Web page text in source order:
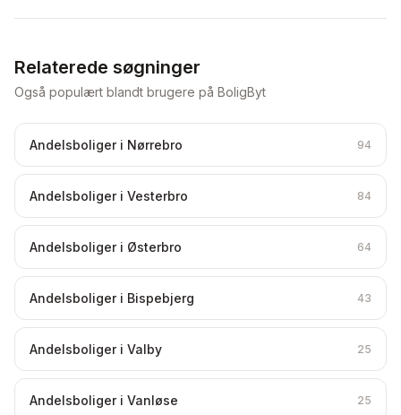
Relaterede søgninger
Også populært blandt brugere på BoligByt
Andelsboliger i Nørrebro 94
Andelsboliger i Vesterbro 84
Andelsboliger i Østerbro 64
Andelsboliger i Bispebjerg 43
Andelsboliger i Valby 25
Andelsboliger i Vanløse 25